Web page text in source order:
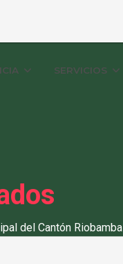
SERVICIOS
del Cantón Riobamba